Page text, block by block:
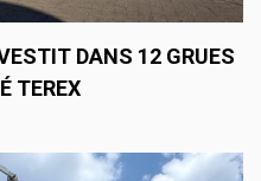
DANS 12 GRUES
TEREX